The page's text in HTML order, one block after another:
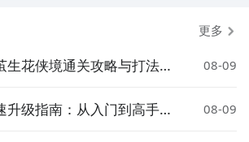
更多
生花侠境通关攻略与打法详
08-09
升级指南：从入门到高手的
08-09